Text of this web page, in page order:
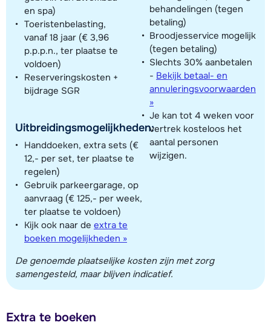
en spa)
Toeristenbelasting,
vanaf 18 jaar (€ 3,96
p.p.p.n., ter plaatse te
voldoen)
Reserveringskosten +
bijdrage SGR
Uitbreidingsmogelijkheden:
Handdoeken, extra sets (€
12,- per set, ter plaatse te
regelen)
Gebruik parkeergarage, op
aanvraag (€ 125,- per week,
ter plaatse te voldoen)
Kijk ook naar de extra te
boeken mogelijkheden »
behandelingen (tegen
betaling)
Broodjesservice mogelijk
(tegen betaling)
Slechts 30% aanbetalen
- Bekijk betaal- en
annuleringsvoorwaarden
»
Je kan tot 4 weken voor
vertrek kosteloos het
aantal personen
wijzigen.
De genoemde plaatselijke kosten zijn met zorg
samengesteld, maar blijven indicatief.
Extra te boeken